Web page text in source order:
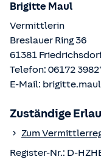
Brigitte Maul
Vermittlerin
Breslauer Ring 36
61381
Telefon: 06172
E-Mail:
Zuständige
Zum
Register-Nr.: D-